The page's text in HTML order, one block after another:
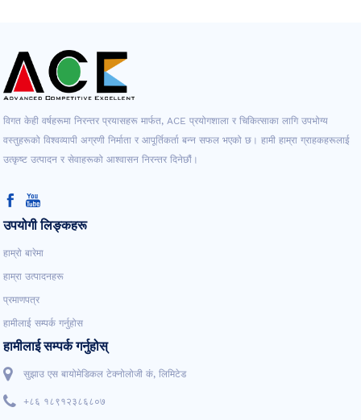
विगत केही वर्षहरूमा निरन्तर प्रयासहरू मार्फत, ACE प्रयोगशाला र चिकित्साका लागि उपभोग्य
वस्तुहरूको विश्वव्यापी अग्रणी निर्माता र आपूर्तिकर्ता बन्न सफल भएको छ। हामी हाम्रा ग्राहकहरूलाई
उत्कृष्ट उत्पादन र सेवाहरूको आश्वासन निरन्तर दिनेछौं।
उपयोगी लिङ्कहरू
हाम्रो बारेमा
हाम्रा उत्पादनहरू
प्रमाणपत्र
हामीलाई सम्पर्क गर्नुहोस
हामीलाई सम्पर्क गर्नुहोस्
सुझाउ एस बायोमेडिकल टेक्नोलोजी कं, लिमिटेड
+८६ १८९१२३८६८०७